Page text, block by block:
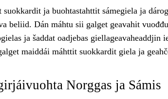
suokkardit ja buohtastahttit sámegiela ja
beliid. Dán máhtu sii galget geavahit
ja šaddat oadjebas giellageavaheaddjin
maiddái máhttit suokkardit giela ja
Norggas ja Sámis